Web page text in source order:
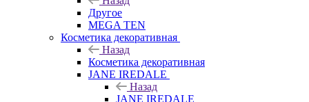
Другое
MEGA TEN
Косметика декоративная
Назад
Косметика декоративная
JANE IREDALE
Назад
JANE IREDALE